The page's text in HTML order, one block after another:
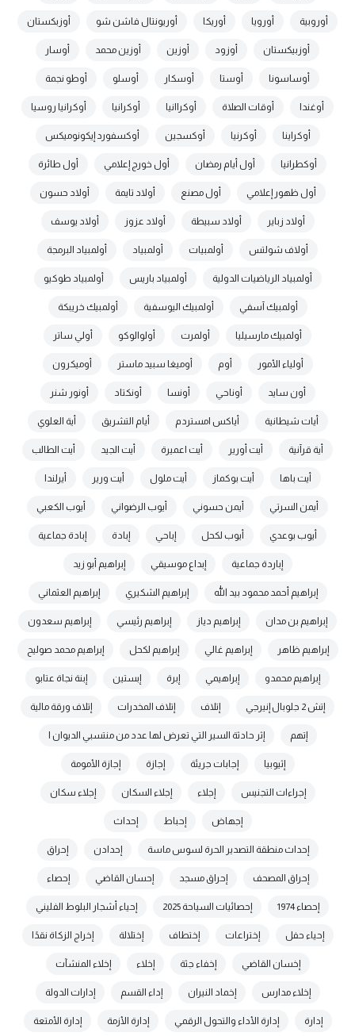
أوروبية أورويا أوريكا أوريونتال فاشن شو أوزبكستان
أوزبيكستان أوزود أوزين أوزين محمد أوسار
أوساسونا أوستا أوسكار أوسلو أوطو نجمة
أوغندا أوقات الصلاة أوكراانيا أوكرانيا أوكرانيا روسيا
أوكراينا أوكرنيا أوكسجين أوكسفورد إيكونوميكس
أوكطرانيا أول أيام رمضان أول خورج إعلامي أول طائرة
أول ظهور إعلامي أول مصنع أولاد تايمة أولاد حسون
أولاد زباير أولاد سبيطة أولاد عزوز أولاد يوسف
أولاف شولتس أولمبيات أولمبياد أولمبياد البرمجة
أولمبياد الرياضيات الدولية أولمبياد باريس أولمبياد طوكيو
أولمبيك آسفي أولمبيك اليوسفية أولمبيك خريبكة
أولمبيك مارسيليا أولمرت أولوالوكو أولي ساتر
أولياء الأمور أوم أوميغا سبيد ماستر أوميكرون
أون سايد أوناحي أونسا أونكتاد أونور شنر
أيات شيطانية أياكس امستردم أيام التشريق أية العلوي
أية قرآنية أيت أورير أيت اعميرة أيت الجيد أيت الطالب
أيت باها أيت بوكماز أيت ملول أيت ورير أيرلندا
أيمن السرتي أيمن حسوني أيوب الرضواني أيوب الكعبي
أيوب بوعدي أيوب لكحل إباحي إبادة إبادة جماعية
إباردة جماعية إبداع موسيقي إبراهيم أبو زيد
إبراهيم أحمد محمود بيد الله إبراهيم الشكيري إبراهيم العثماني
إبراهيم بن مدان إبراهيم دياز إبراهيم رئيسي إبراهيم سعدون
إبراهيم ظاهر إبراهيم غالي إبراهيم لكحل إبراهيم محمد صوليح
إبراهيم محمدو إبراهيمي إبرة إبستين إبنة نجاة عتابو
إتش 2 جلوبال إنيرجي إتلاف إتلاف المخدرات إتلاف ورقة مالية
إتهم إثر حادثة السير التي تعرض لها عدد من منتسبي الديوان ا
إثيوبيا إجابات جريئة إجازة إجازة الأمومة
إجراءات التجنيس إجلاء إجلاء السكان إجلاء سكان
إجهاض إحباط إحداث
إحداث منطقة التصدير الحرة لسوس ماسة إحدادن إحراق
إحراق المصحف إحراق مسجد إحسان القاضي إحصاء
إحصاء 1974 إحصائيات السياحة 2025 إحياء أشجار البلوط الفليني
إحياء حفل إختراعات إختطاف إختلالة إخراج الزكاة نقدًا
إخسان القاضي إخفاء جثة إخلاء إخلاء المنشآت
إخلاء مدارس إخماد النيران إداء القسم إدارات الدولة
إدارة إدارة الأداء والتحول الرقمي إدارة الأزمة إدارة الأمتعة